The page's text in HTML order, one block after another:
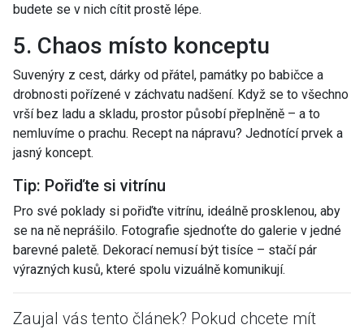
budete se v nich cítit prostě lépe.
5. Chaos místo konceptu
Suvenýry z cest, dárky od přátel, památky po babičce a
drobnosti pořízené v záchvatu nadšení. Když se to všechno
vrší bez ladu a skladu, prostor působí přeplněně – a to
nemluvíme o prachu. Recept na nápravu? Jednotící prvek a
jasný koncept.
Tip: Pořiďte si vitrínu
Pro své poklady si pořiďte vitrínu, ideálně prosklenou, aby
se na ně neprášilo. Fotografie sjednoťte do galerie v jedné
barevné paletě. Dekorací nemusí být tisíce – stačí pár
výrazných kusů, které spolu vizuálně komunikují.
Zaujal vás tento článek? Pokud chcete mít